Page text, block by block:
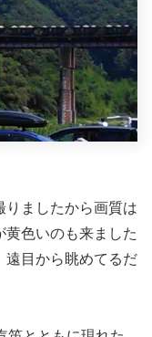
りましたから画質は
黄色いのも来ました
遠目から眺めてるだ